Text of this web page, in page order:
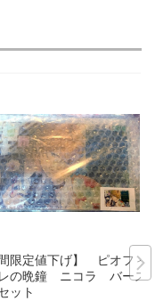
間限定値下げ】 ピオフィ
の晩鐘 ニコラ バース
ット